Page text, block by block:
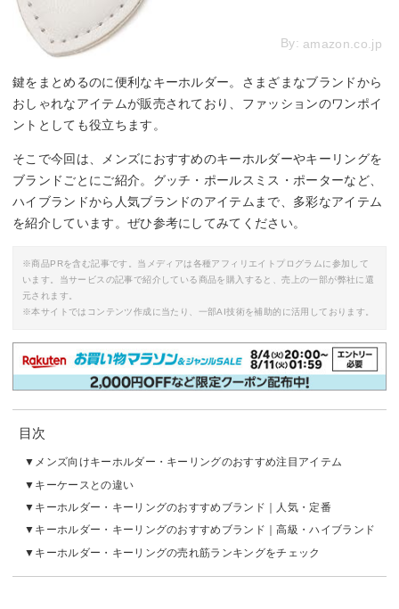
By: amazon.co.jp
鍵をまとめるのに便利なキーホルダー。さまざまなブランドから
おしゃれなアイテムが販売されており、ファッションのワンポイ
ントとしても役立ちます。
そこで今回は、メンズにおすすめのキーホルダーやキーリングを
ブランドごとにご紹介。グッチ・ポールスミス・ポーターなど、
ハイブランドから人気ブランドのアイテムまで、多彩なアイテム
を紹介しています。ぜひ参考にしてみてください。
※商品PRを含む記事です。当メディアは各種アフィリエイトプログラムに参加して
います。当サービスの記事で紹介している商品を購入すると、売上の一部が弊社に還
元されます。
※本サイトではコンテンツ作成に当たり、一部AI技術を補助的に活用しております。
目次
メンズ向けキーホルダー・キーリングのおすすめ注目アイテム
キーケースとの違い
キーホルダー・キーリングのおすすめブランド｜人気・定番
キーホルダー・キーリングのおすすめブランド｜高級・ハイブランド
キーホルダー・キーリングの売れ筋ランキングをチェック